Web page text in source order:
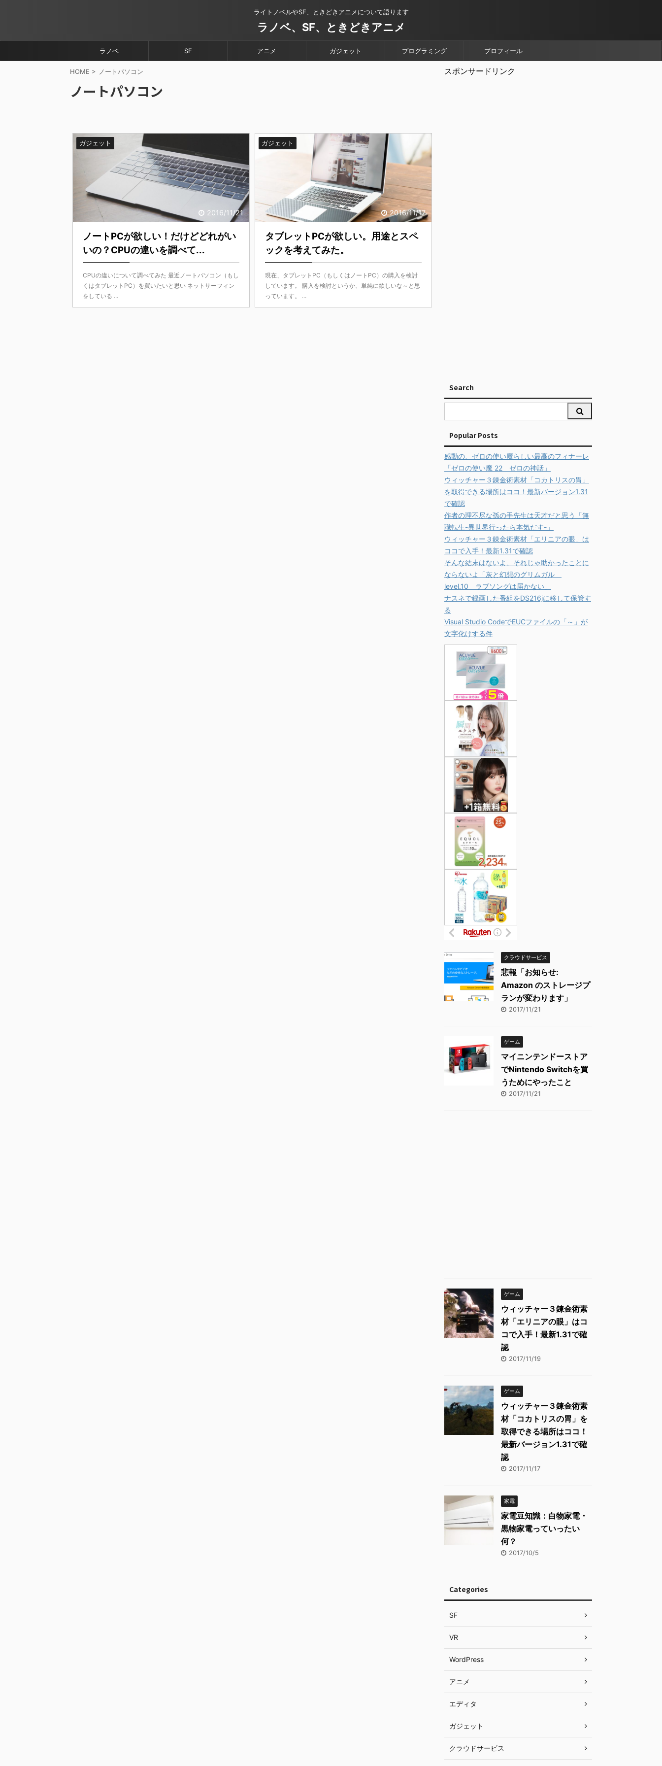
ライトノベルやSF、ときどきアニメについて語ります
ラノベ、SF、ときどきアニメ
ラノベ SF アニメ ガジェット プログラミング プロフィール
HOME > ノートパソコン
ノートパソコン
2016/11/21
ガジェット
ノートPCが欲しい！だけどどれがい
いの？CPUの違いを調べて...
CPUの違いについて調べてみた 最近ノートパソコン（もし
くはタブレットPC）を買いたいと思い ネットサーフィン
をしている ...
2016/11/17
ガジェット
タブレットPCが欲しい。用途とスペ
ックを考えてみた。
現在、タブレットPC（もしくはノートPC）の購入を検討
しています。 購入を検討というか、単純に欲しいな～と思
っています。 ...
スポンサードリンク
Search
Popular Posts
感動の、ゼロの使い魔らしい最高のフィナーレ
「ゼロの使い魔 22 ゼロの神話」
ウィッチャー３錬金術素材「コカトリスの胃」
を取得できる場所はココ！最新バージョン1.31
で確認
作者の理不尽な孫の手先生は天才だと思う「無
職転生-異世界行ったら本気だす-」
ウィッチャー３錬金術素材「エリニアの眼」は
ココで入手！最新1.31で確認
そんな結末はないよ、それじゃ助かったことに
ならないよ「灰と幻想のグリムガル
level.10 ラブソングは届かない」
ナスネで録画した番組をDS216jに移して保管す
る
Visual Studio CodeでEUCファイルの「～」が
文字化けする件
クラウドサービス
悲報「お知らせ:
Amazon のストレージプ
ランが変わります」
2017/11/21
ゲーム
マイニンテンドーストア
でNintendo Switchを買
うためにやったこと
2017/11/21
ゲーム
ウィッチャー３錬金術素
材「エリニアの眼」はコ
コで入手！最新1.31で確
認
2017/11/19
ゲーム
ウィッチャー３錬金術素
材「コカトリスの胃」を
取得できる場所はココ！
最新バージョン1.31で確
認
2017/11/17
家電
家電豆知識：白物家電・
黒物家電っていったい
何？
2017/10/5
Categories
SF
VR
WordPress
アニメ
エディタ
ガジェット
クラウドサービス